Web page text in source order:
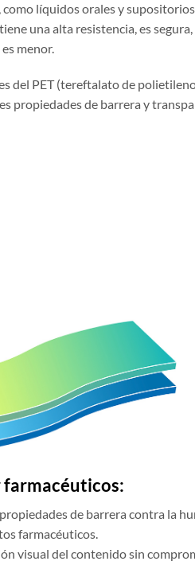
líquidos orales y
una alta resistencia, es segura,
menor.
del PET (tereftalato de
propiedades de barrera y
farmacéuticos:
de barrera contra la
farmacéuticos.
visual del contenido sin